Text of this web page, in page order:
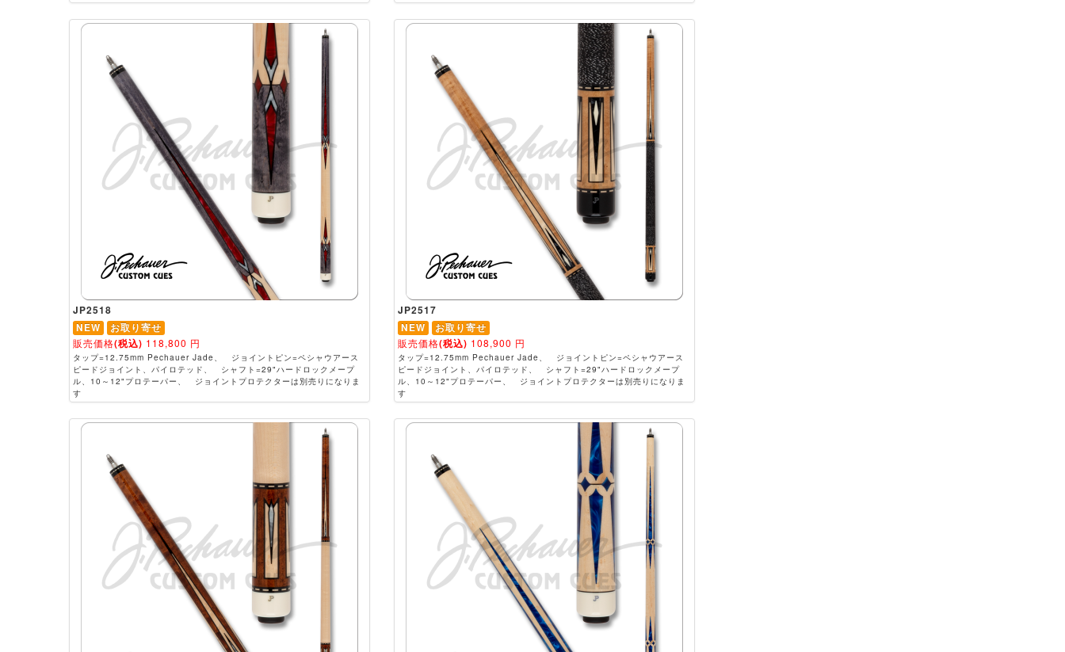
JP2518
NEW
お取り寄せ
販売価格(税込) 118,800 円
タップ=12.75mm Pechauer Jade、 ジョイントピン=ペシャウアース
ピードジョイント、パイロテッド、 シャフト=29"ハードロックメープ
ル、10～12"プロテーパー、 ジョイントプロテクターは別売りになりま
す
JP2517
NEW
お取り寄せ
販売価格(税込) 108,900 円
タップ=12.75mm Pechauer Jade、 ジョイントピン=ペシャウアース
ピードジョイント、パイロテッド、 シャフト=29"ハードロックメープ
ル、10～12"プロテーパー、 ジョイントプロテクターは別売りになりま
す